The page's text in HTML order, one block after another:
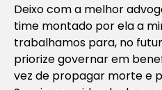
Deixo com a melhor
time montado por ela a
trabalhamos para, no
priorize governar em
vez de propagar morte e